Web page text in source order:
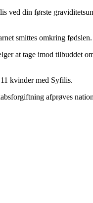
din første
smittes omkring fødslen.
at tage imod
kvinder med Syfilis.
afprøves